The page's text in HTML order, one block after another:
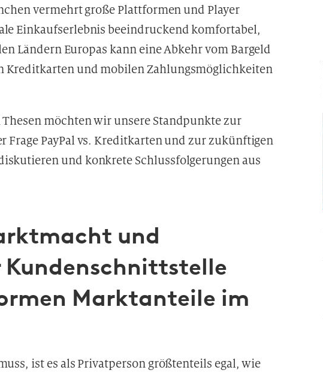
vermehrt große Plattformen und Player
Einkaufserlebnis beeindruckend komfortabel,
Ländern Europas kann eine Abkehr vom Bargeld
Kreditkarten und mobilen Zahlungsmöglichkeiten
möchten wir unsere Standpunkte zur
PayPal vs. Kreditkarten und zur zukünftigen
und konkrete Schlussfolgerungen aus
und
Kundenschnittstelle
Marktanteile im
ist es als Privatperson größtenteils egal, wie